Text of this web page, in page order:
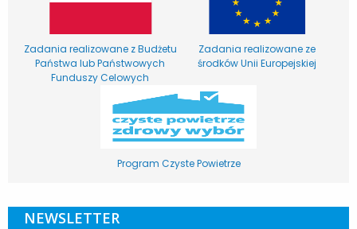
Zadania realizowane z Budżetu
Państwa lub Państwowych
Funduszy Celowych
Zadania realizowane ze
środków Unii Europejskiej
Program Czyste Powietrze
NEWSLETTER